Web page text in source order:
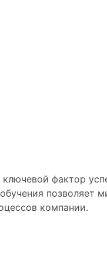
фактор
позволяет
компании.